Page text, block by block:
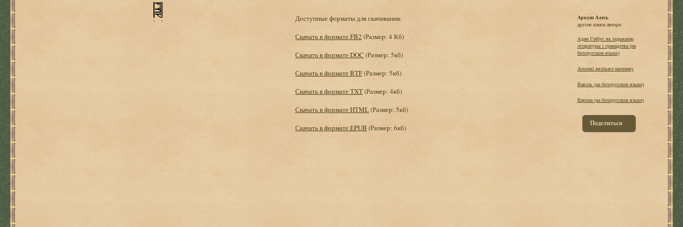
Доступные форматы для скачивания:
Скачать в формате FB2 (Размер: 4 Кб)
Скачать в формате DOC (Размер: 5кб)
Скачать в формате RTF(Размер: 5кб)
Скачать в формате TXT(Размер: 4кб)
Скачать в формате HTML(Размер: 5кб)
Скачать в формате EPUB (Размер: 6кб)
Аркуш Алесь
другие книги автора:
Адам Глёбус як iндыкатар
лiтаратуры i грамадзтва (на
белорусском языке)
Аскепкі вялікага малюнку
Вавэль (на белорусском языке)
Варона (на белорусском языке)
Поделиться